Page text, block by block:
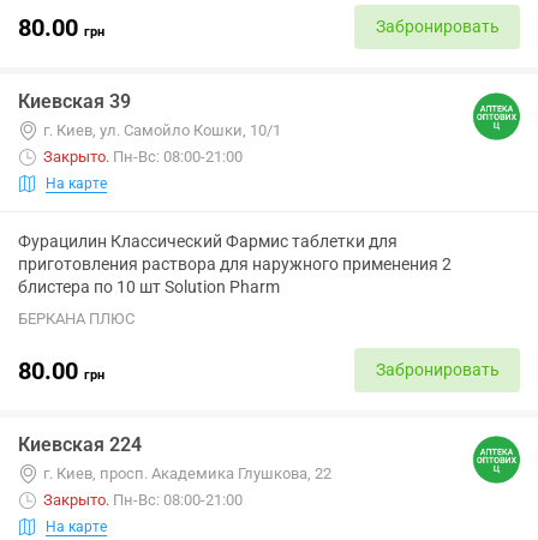
80.00 грн Забронировать
Киевская 39
г. Киев, ул. Самойло Кошки, 10/1
Закрыто. Пн-Вс: 08:00-21:00
На карте
Фурацилин Классический Фармис таблетки для
приготовления раствора для наружного применения 2
блистера по 10 шт Solution Pharm
БЕРКАНА ПЛЮС
80.00 грн Забронировать
Киевская 224
г. Киев, просп. Академика Глушкова, 22
Закрыто. Пн-Вс: 08:00-21:00
На карте